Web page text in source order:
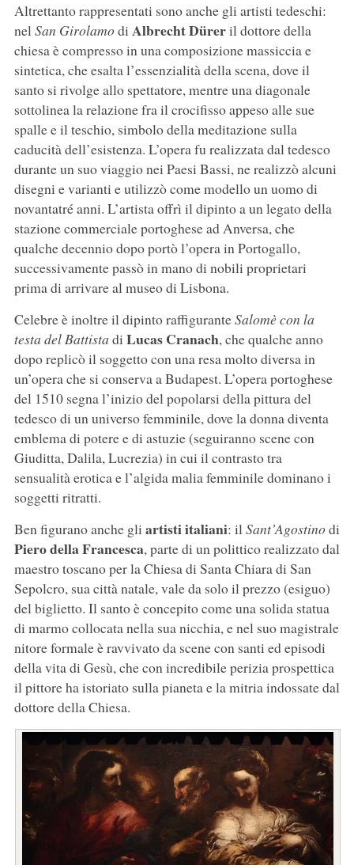
Altrettanto rappresentati sono anche gli artisti tedeschi:
nelSan Girolamodi Albrecht Düreril dottore della
chiesa è compresso in una composizione massiccia e
sintetica, che esalta l’essenzialità della scena, dove il
santo si rivolge allo spettatore, mentre una diagonale
sottolinea la relazione fra il crocifisso appeso alle sue
spalle e il teschio, simbolo della meditazione sulla
caducità dell’esistenza. L’opera fu realizzata dal tedesco
durante un suo viaggio nei Paesi Bassi, ne realizzò alcuni
disegni e varianti e utilizzò come modello un uomo di
novantatré anni. L’artista offrì il dipinto a un legato della
stazione commerciale portoghese ad Anversa, che
qualche decennio dopo portò l’opera in Portogallo,
successivamente passò in mano di nobili proprietari
prima di arrivare al museo di Lisbona.
Celebre è inoltre il dipinto raffiguranteSalomè con la
testa del Battista di Lucas Cranach, che qualche anno
dopo replicò il soggetto con una resa molto diversa in
un’opera che si conserva a Budapest. L’opera portoghese
del 1510 segna l’inizio del popolarsi della pittura del
tedesco di un universo femminile, dove la donna diventa
emblema di potere e di astuzie (seguiranno scene con
Giuditta, Dalila, Lucrezia) in cui il contrasto tra
sensualità erotica e l’algida malia femminile dominano i
soggetti ritratti.
Ben figurano anche gli artisti italiani: ilSant’Agostinodi
Piero della Francesca, parte di un polittico realizzato dal
maestro toscano per la Chiesa di Santa Chiara di San
Sepolcro, sua città natale, vale da solo il prezzo (esiguo)
del biglietto. Il santo è concepito come una solida statua
di marmo collocata nella sua nicchia, e nel suo magistrale
nitore formale è ravvivato da scene con santi ed episodi
della vita di Gesù, che con incredibile perizia prospettica
il pittore ha istoriato sulla pianeta e la mitria indossate dal
dottore della Chiesa.